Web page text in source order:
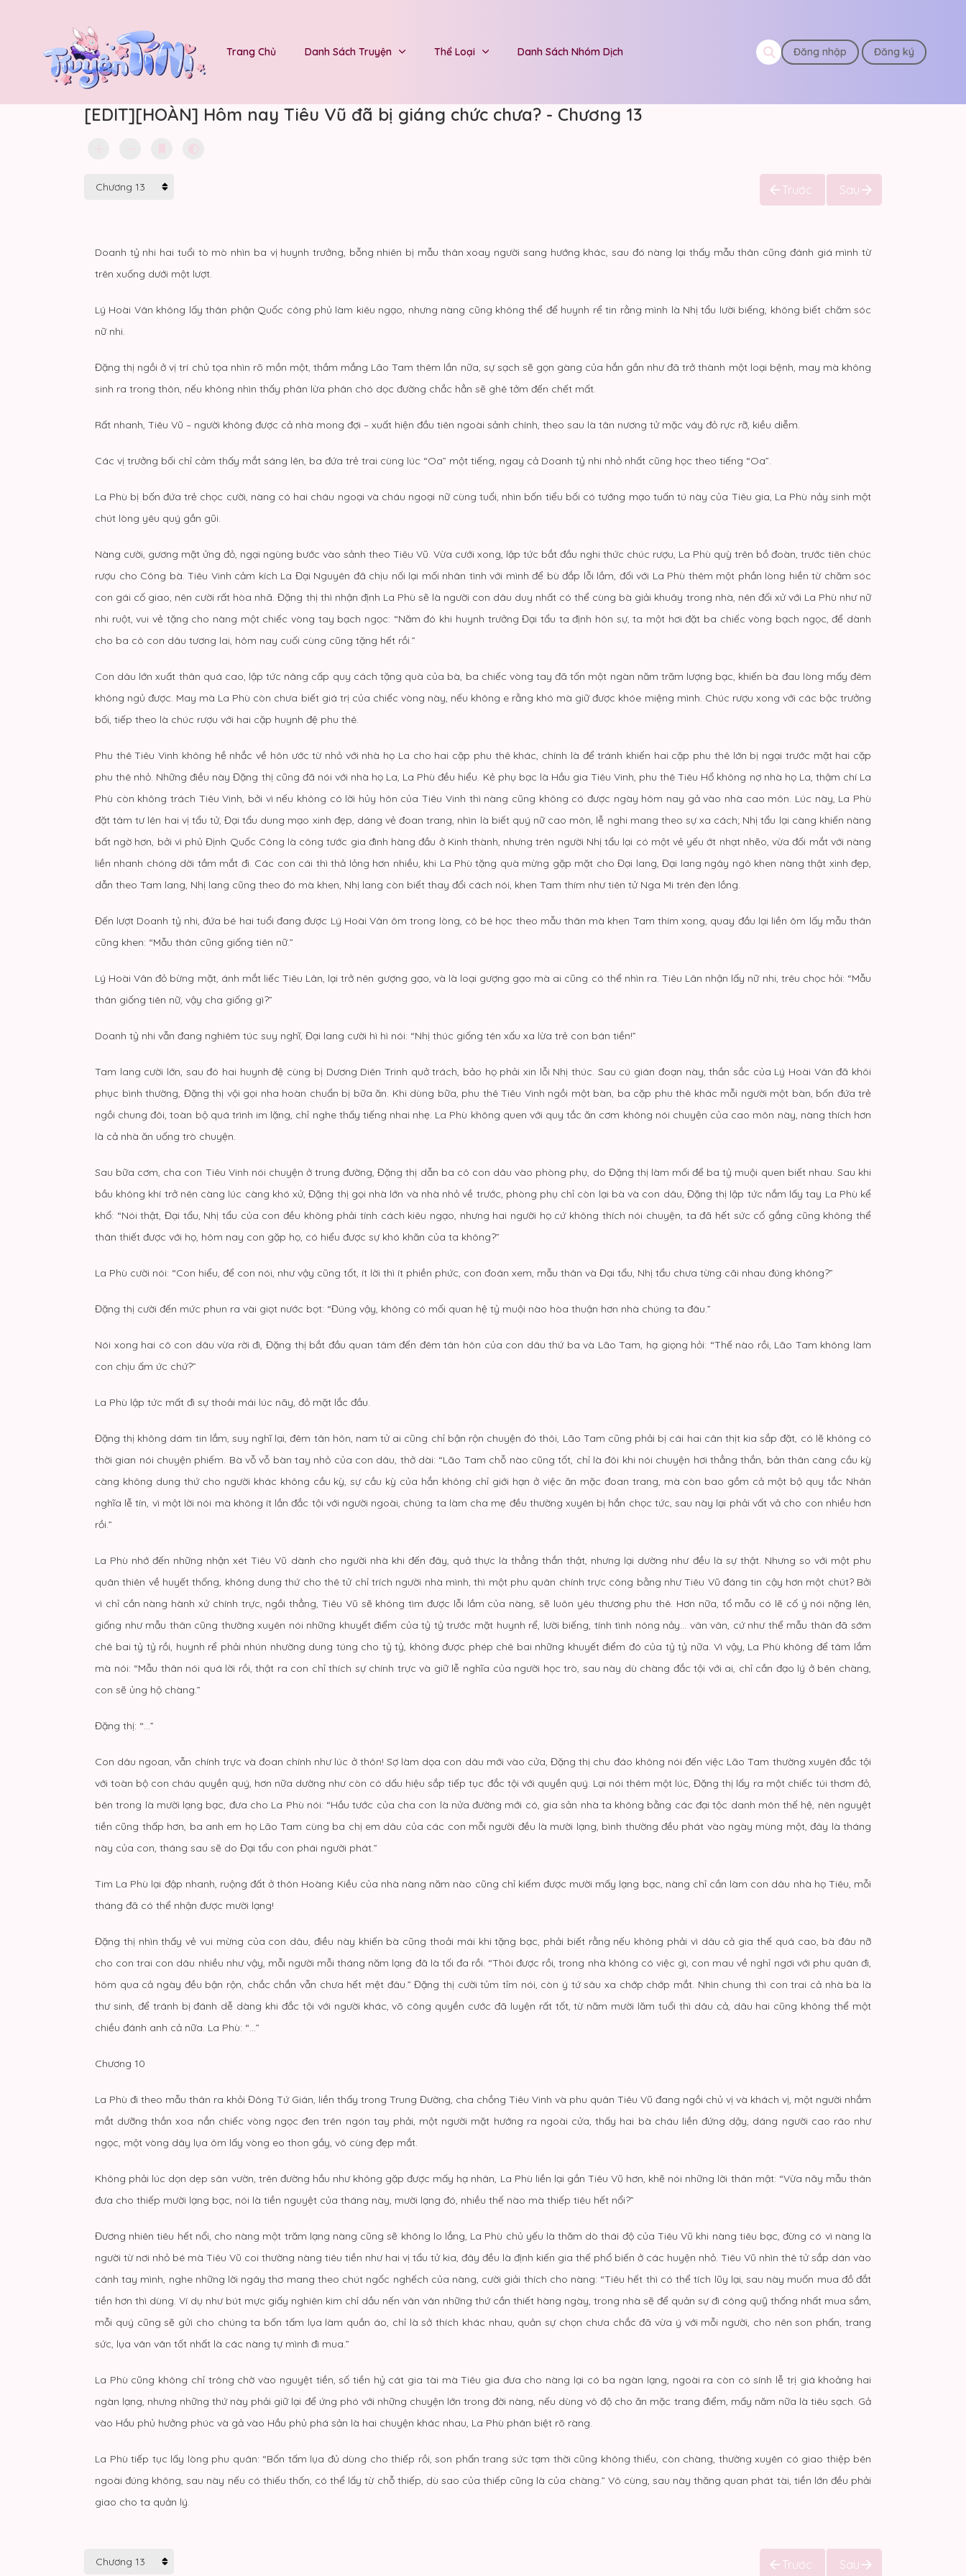
Trang Chủ Danh Sách Truyện Thể Loại Danh Sách Nhóm Dịch Đăng nhập Đăng ký
[EDIT][HOÀN] Hôm nay Tiêu Vũ đã bị giáng chức chưa? - Chương 13
Trước Sau
Doanh tỷ nhi hai tuổi tò mò nhìn ba vị huynh trưởng, bỗng nhiên bị mẫu thân xoay người sang hướng khác, sau đó nàng lại thấy mẫu thân cũng đánh giá mình từ
trên xuống dưới một lượt.
Lý Hoài Vân không lấy thân phận Quốc công phủ làm kiêu ngạo, nhưng nàng cũng không thể để huynh rể tin rằng mình là Nhị tẩu lười biếng, không biết chăm sóc
nữ nhi.
Đặng thị ngồi ở vị trí chủ tọa nhìn rõ mồn một, thầm mắng Lão Tam thêm lần nữa, sự sạch sẽ gọn gàng của hắn gần như đã trở thành một loại bệnh, may mà không
sinh ra trong thôn, nếu không nhìn thấy phân lừa phân chó dọc đường chắc hẳn sẽ ghê tởm đến chết mất.
Rất nhanh, Tiêu Vũ – người không được cả nhà mong đợi – xuất hiện đầu tiên ngoài sảnh chính, theo sau là tân nương tử mặc váy đỏ rực rỡ, kiều diễm.
Các vị trưởng bối chỉ cảm thấy mắt sáng lên, ba đứa trẻ trai cùng lúc “Oa” một tiếng, ngay cả Doanh tỷ nhi nhỏ nhất cũng học theo tiếng “Oa”.
La Phù bị bốn đứa trẻ chọc cười, nàng có hai cháu ngoại và cháu ngoại nữ cùng tuổi, nhìn bốn tiểu bối có tướng mạo tuấn tú này của Tiêu gia, La Phù nảy sinh một
chút lòng yêu quý gần gũi.
Nàng cười, gương mặt ửng đỏ, ngại ngùng bước vào sảnh theo Tiêu Vũ. Vừa cưới xong, lập tức bắt đầu nghi thức chúc rượu, La Phù quỳ trên bồ đoàn, trước tiên chúc
rượu cho Công bà. Tiêu Vinh cảm kích La Đại Nguyên đã chịu nối lại mối nhân tình với mình để bù đắp lỗi lầm, đối với La Phù thêm một phần lòng hiền từ chăm sóc
con gái cố giao, nên cười rất hòa nhã. Đặng thị thì nhận định La Phù sẽ là người con dâu duy nhất có thể cùng bà giải khuây trong nhà, nên đối xử với La Phù như nữ
nhi ruột, vui vẻ tặng cho nàng một chiếc vòng tay bạch ngọc: “Năm đó khi huynh trưởng Đại tẩu ta định hôn sự, ta một hơi đặt ba chiếc vòng bạch ngọc, để dành
cho ba cô con dâu tương lai, hôm nay cuối cùng cũng tặng hết rồi.”
Con dâu lớn xuất thân quá cao, lập tức nâng cấp quy cách tặng quà của bà, ba chiếc vòng tay đã tốn một ngàn năm trăm lượng bạc, khiến bà đau lòng mấy đêm
không ngủ được. May mà La Phù còn chưa biết giá trị của chiếc vòng này, nếu không e rằng khó mà giữ được khóe miệng mình. Chúc rượu xong với các bậc trưởng
bối, tiếp theo là chúc rượu với hai cặp huynh đệ phu thê.
Phu thê Tiêu Vinh không hề nhắc về hôn ước từ nhỏ với nhà họ La cho hai cặp phu thê khác, chính là để tránh khiến hai cặp phu thê lớn bị ngại trước mặt hai cặp
phu thê nhỏ. Những điều này Đặng thị cũng đã nói với nhà họ La, La Phù đều hiểu. Kẻ phụ bạc là Hầu gia Tiêu Vinh, phu thê Tiêu Hổ không nợ nhà họ La, thậm chí La
Phù còn không trách Tiêu Vinh, bởi vì nếu không có lời hủy hôn của Tiêu Vinh thì nàng cũng không có được ngày hôm nay gả vào nhà cao môn. Lúc này, La Phù
đặt tâm tư lên hai vị tẩu tử, Đại tẩu dung mạo xinh đẹp, dáng vẻ đoan trang, nhìn là biết quý nữ cao môn, lễ nghi mang theo sự xa cách; Nhị tẩu lại càng khiến nàng
bất ngờ hơn, bởi vì phủ Định Quốc Công là công tước gia đình hàng đầu ở Kinh thành, nhưng trên người Nhị tẩu lại có một vẻ yếu ớt nhạt nhẽo, vừa đối mắt với nàng
liền nhanh chóng dời tầm mắt đi. Các con cái thì thả lỏng hơn nhiều, khi La Phù tặng quà mừng gặp mặt cho Đại lang, Đại lang ngây ngô khen nàng thật xinh đẹp,
dẫn theo Tam lang, Nhị lang cũng theo đó mà khen, Nhị lang còn biết thay đổi cách nói, khen Tam thím như tiên tử Nga Mi trên đèn lồng.
Đến lượt Doanh tỷ nhi, đứa bé hai tuổi đang được Lý Hoài Vân ôm trong lòng, cô bé học theo mẫu thân mà khen Tam thím xong, quay đầu lại liền ôm lấy mẫu thân
cũng khen: “Mẫu thân cũng giống tiên nữ.”
Lý Hoài Vân đỏ bừng mặt, ánh mắt liếc Tiêu Lân, lại trở nên gượng gạo, và là loại gượng gạo mà ai cũng có thể nhìn ra. Tiêu Lân nhận lấy nữ nhi, trêu chọc hỏi: “Mẫu
thân giống tiên nữ, vậy cha giống gì?”
Doanh tỷ nhi vẫn đang nghiêm túc suy nghĩ, Đại lang cười hì hì nói: “Nhị thúc giống tên xấu xa lừa trẻ con bán tiền!”
Tam lang cười lớn, sau đó hai huynh đệ cùng bị Dương Diên Trinh quở trách, bảo họ phải xin lỗi Nhị thúc. Sau cú gián đoạn này, thần sắc của Lý Hoài Vân đã khôi
phục bình thường, Đặng thị vội gọi nha hoàn chuẩn bị bữa ăn. Khi dùng bữa, phu thê Tiêu Vinh ngồi một bàn, ba cặp phu thê khác mỗi người một bàn, bốn đứa trẻ
ngồi chung đôi, toàn bộ quá trình im lặng, chỉ nghe thấy tiếng nhai nhẹ. La Phù không quen với quy tắc ăn cơm không nói chuyện của cao môn này, nàng thích hơn
là cả nhà ăn uống trò chuyện.
Sau bữa cơm, cha con Tiêu Vinh nói chuyện ở trung đường, Đặng thị dẫn ba cô con dâu vào phòng phụ, do Đặng thị làm mối để ba tỷ muội quen biết nhau. Sau khi
bầu không khí trở nên càng lúc càng khó xử, Đặng thị gọi nhà lớn và nhà nhỏ về trước, phòng phụ chỉ còn lại bà và con dâu, Đặng thị lập tức nắm lấy tay La Phù kể
khổ: “Nói thật, Đại tẩu, Nhị tẩu của con đều không phải tính cách kiêu ngạo, nhưng hai người họ cứ không thích nói chuyện, ta đã hết sức cố gắng cũng không thể
thân thiết được với họ, hôm nay con gặp họ, có hiểu được sự khó khăn của ta không?”
La Phù cười nói: “Con hiểu, để con nói, như vậy cũng tốt, ít lời thì ít phiền phức, con đoán xem, mẫu thân và Đại tẩu, Nhị tẩu chưa từng cãi nhau đúng không?”
Đặng thị cười đến mức phun ra vài giọt nước bọt: “Đúng vậy, không có mối quan hệ tỷ muội nào hòa thuận hơn nhà chúng ta đâu.”
Nói xong hai cô con dâu vừa rời đi, Đặng thị bắt đầu quan tâm đến đêm tân hôn của con dâu thứ ba và Lão Tam, hạ giọng hỏi: “Thế nào rồi, Lão Tam không làm
con chịu ấm ức chứ?”
La Phù lập tức mất đi sự thoải mái lúc nãy, đỏ mặt lắc đầu.
Đặng thị không dám tin lắm, suy nghĩ lại, đêm tân hôn, nam tử ai cũng chỉ bận rộn chuyện đó thôi, Lão Tam cũng phải bị cái hai cân thịt kia sắp đặt, có lẽ không có
thời gian nói chuyện phiếm. Bà vỗ vỗ bàn tay nhỏ của con dâu, thở dài: “Lão Tam chỗ nào cũng tốt, chỉ là đôi khi nói chuyện hơi thẳng thắn, bản thân càng cầu kỳ
càng không dung thứ cho người khác không cầu kỳ, sự cầu kỳ của hắn không chỉ giới hạn ở việc ăn mặc đoan trang, mà còn bao gồm cả một bộ quy tắc Nhân
nghĩa lễ tín, vì một lời nói mà không ít lần đắc tội với người ngoài, chúng ta làm cha mẹ đều thường xuyên bị hắn chọc tức, sau này lại phải vất vả cho con nhiều hơn
rồi.”
La Phù nhớ đến những nhận xét Tiêu Vũ dành cho người nhà khi đến đây, quả thực là thẳng thắn thật, nhưng lại dường như đều là sự thật. Nhưng so với một phu
quân thiên về huyết thống, không dung thứ cho thê tử chỉ trích người nhà mình, thì một phu quân chính trực công bằng như Tiêu Vũ đáng tin cậy hơn một chút? Bởi
vì chỉ cần nàng hành xử chính trực, ngồi thẳng, Tiêu Vũ sẽ không tìm được lỗi lầm của nàng, sẽ luôn yêu thương phu thê. Hơn nữa, tổ mẫu có lẽ cố ý nói nặng lên,
giống như mẫu thân cũng thường xuyên nói những khuyết điểm của tỷ tỷ trước mặt huynh rể, lười biếng, tính tình nóng nảy… vân vân, cứ như thể mẫu thân đã sớm
chê bai tỷ tỷ rồi, huynh rể phải nhún nhường dung túng cho tỷ tỷ, không được phép chê bai những khuyết điểm đó của tỷ tỷ nữa. Vì vậy, La Phù không để tâm lắm
mà nói: “Mẫu thân nói quá lời rồi, thật ra con chỉ thích sự chính trực và giữ lễ nghĩa của người học trò, sau này dù chàng đắc tội với ai, chỉ cần đạo lý ở bên chàng,
con sẽ ủng hộ chàng.”
Đặng thị: “…”
Con dâu ngoan, vẫn chính trực và đoan chính như lúc ở thôn! Sợ làm dọa con dâu mới vào cửa, Đặng thị chu đáo không nói đến việc Lão Tam thường xuyên đắc tội
với toàn bộ con cháu quyền quý, hơn nữa dường như còn có dấu hiệu sắp tiếp tục đắc tội với quyền quý. Lại nói thêm một lúc, Đặng thị lấy ra một chiếc túi thơm đỏ,
bên trong là mười lạng bạc, đưa cho La Phù nói: “Hầu tước của cha con là nửa đường mới có, gia sản nhà ta không bằng các đại tộc danh môn thế hệ, nên nguyệt
tiền cũng thấp hơn, ba anh em họ Lão Tam cùng ba chị em dâu của các con mỗi người đều là mười lạng, bình thường đều phát vào ngày mùng một, đây là tháng
này của con, tháng sau sẽ do Đại tẩu con phái người phát.”
Tim La Phù lại đập nhanh, ruộng đất ở thôn Hoàng Kiều của nhà nàng năm nào cũng chỉ kiếm được mười mấy lạng bạc, nàng chỉ cần làm con dâu nhà họ Tiêu, mỗi
tháng đã có thể nhận được mười lạng!
Đặng thị nhìn thấy vẻ vui mừng của con dâu, điều này khiến bà cũng thoải mái khi tặng bạc, phải biết rằng nếu không phải vì dâu cả gia thế quá cao, bà đâu nỡ
cho con trai con dâu nhiều như vậy, mỗi người mỗi tháng năm lạng đã là tối đa rồi. “Thôi được rồi, trong nhà không có việc gì, con mau về nghỉ ngơi với phu quân đi,
hôm qua cả ngày đều bận rộn, chắc chắn vẫn chưa hết mệt đâu.” Đặng thị cười tủm tỉm nói, còn ý tứ sâu xa chớp chớp mắt. Nhìn chung thì con trai cả nhà bà là
thư sinh, để tránh bị đánh dễ dàng khi đắc tội với người khác, võ công quyền cước đã luyện rất tốt, từ năm mười lăm tuổi thì dâu cả, dâu hai cũng không thể một
chiều đánh anh cả nữa. La Phù: “…”
Chương 10
La Phù đi theo mẫu thân ra khỏi Đông Tứ Gián, liền thấy trong Trung Đường, cha chồng Tiêu Vinh và phu quân Tiêu Vũ đang ngồi chủ vị và khách vị, một người nhắm
mắt dưỡng thần xoa nắn chiếc vòng ngọc đen trên ngón tay phải, một người mặt hướng ra ngoài cửa, thấy hai bà cháu liền đứng dậy, dáng người cao ráo như
ngọc, một vòng dây lụa ôm lấy vòng eo thon gầy, vô cùng đẹp mắt.
Không phải lúc dọn dẹp sân vườn, trên đường hầu như không gặp được mấy hạ nhân, La Phù liền lại gần Tiêu Vũ hơn, khẽ nói những lời thân mật: “Vừa nãy mẫu thân
đưa cho thiếp mười lạng bạc, nói là tiền nguyệt của tháng này, mười lạng đó, nhiều thế nào mà thiếp tiêu hết nổi?”
Đương nhiên tiêu hết nổi, cho nàng một trăm lạng nàng cũng sẽ không lo lắng, La Phù chủ yếu là thăm dò thái độ của Tiêu Vũ khi nàng tiêu bạc, đừng có vì nàng là
người từ nơi nhỏ bé mà Tiêu Vũ coi thường nàng tiêu tiền như hai vị tẩu tử kia, đây đều là định kiến gia thế phổ biến ở các huyện nhỏ. Tiêu Vũ nhìn thê tử sắp dán vào
cánh tay mình, nghe những lời ngây thơ mang theo chút ngốc nghếch của nàng, cười giải thích cho nàng: “Tiêu hết thì có thể tích lũy lại, sau này muốn mua đồ đắt
tiền hơn thì dùng. Ví dụ như bút mực giấy nghiên kim chỉ dầu nến vân vân những thứ cần thiết hàng ngày, trong nhà sẽ để quản sự đi công quỹ thống nhất mua sắm,
mỗi quý cũng sẽ gửi cho chúng ta bốn tấm lụa làm quần áo, chỉ là sở thích khác nhau, quản sự chọn chưa chắc đã vừa ý với mỗi người, cho nên son phấn, trang
sức, lụa vân vân tốt nhất là các nàng tự mình đi mua.”
La Phù cũng không chỉ trông chờ vào nguyệt tiền, số tiền hỷ cát gia tài mà Tiêu gia đưa cho nàng lại có ba ngàn lạng, ngoài ra còn có sính lễ trị giá khoảng hai
ngàn lạng, nhưng những thứ này phải giữ lại để ứng phó với những chuyện lớn trong đời nàng, nếu dùng vô độ cho ăn mặc trang điểm, mấy năm nữa là tiêu sạch. Gả
vào Hầu phủ hưởng phúc và gả vào Hầu phủ phá sản là hai chuyện khác nhau, La Phù phân biệt rõ ràng.
La Phù tiếp tục lấy lòng phu quân: “Bốn tấm lụa đủ dùng cho thiếp rồi, son phấn trang sức tạm thời cũng không thiếu, còn chàng, thường xuyên có giao thiệp bên
ngoài đúng không, sau này nếu có thiếu thốn, có thể lấy từ chỗ thiếp, dù sao của thiếp cũng là của chàng.” Vô cùng, sau này thăng quan phát tài, tiền lớn đều phải
giao cho ta quản lý.
Trước Sau